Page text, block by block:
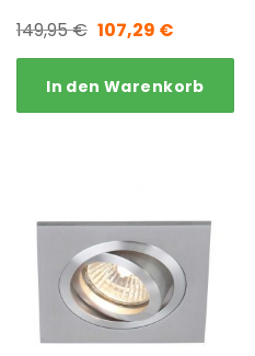
149,95€ Ursprünglicher
Preis
war:
107,29 €Aktueller
Preis
ist:
In den Warenkorb